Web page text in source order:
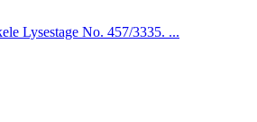
Lysestage No. 457/3335. ...